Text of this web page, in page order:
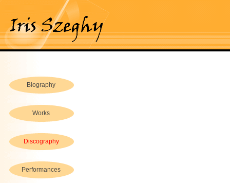
Biography
Works
Discography
Performances